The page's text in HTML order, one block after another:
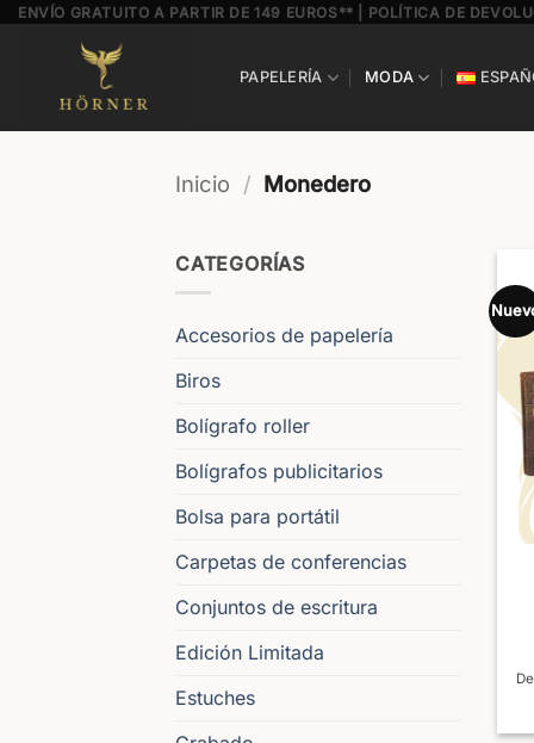
Saltar
ENVÍO GRATUITO A PARTIR DE 149 EUROS** | POLÍTICA DE
PAPELERÍA MODA
Inicio / Monedero
CATEGORÍAS
Accesorios de papelería
Biros
Bolígrafo roller
Bolígrafos publicitarios
Bolsa para portátil
Carpetas de conferencias
Conjuntos de escritura
Edición Limitada
Estuches